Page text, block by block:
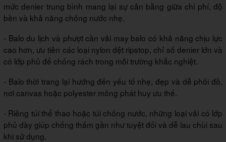
mức denier trung bình mang lại sự cân bằng giữa chi phí, độ
bền và khả năng chống nước nhẹ.
- Balo du lịch và phượt cần vải may balo có khả năng chịu lực
cao hơn, ưu tiên các loại nylon dệt ripstop, chỉ số denier lớn và
có lớp phủ để chống rách trong môi trường khắc nghiệt.
- Balo thời trang lại hướng đến yếu tố nhẹ, đẹp và dễ phối đồ,
nơi canvas hoặc polyester mỏng phát huy ưu thế.
- Riêng túi thể thao hoặc túi chống nước, những loại vải có lớp
phủ dày giúp chống thấm gần như tuyệt đối và dễ lau chùi sau
khi sử dụng.